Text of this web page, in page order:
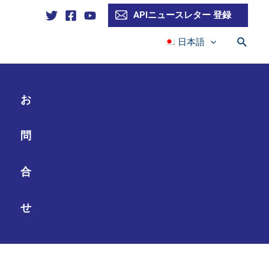
APIニュースレター 登録
日本語
検
お
問
合
せ